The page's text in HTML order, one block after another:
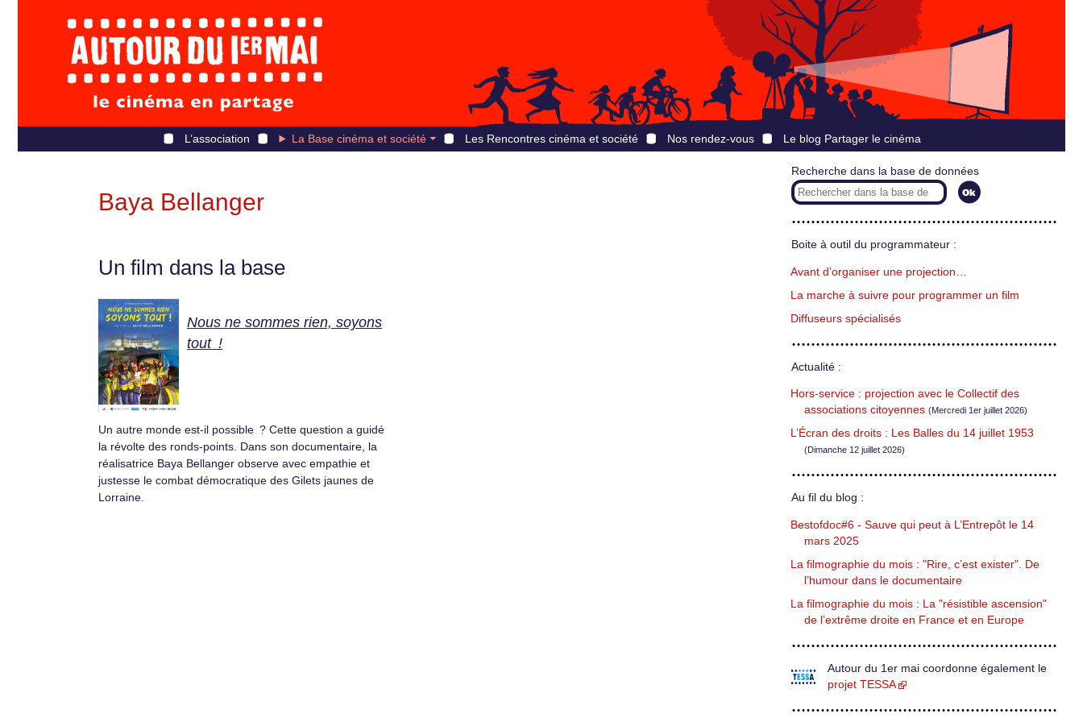
L’association La Base cinéma et société Les Rencontres cinéma et société Nos rendez-vous Le blog Partager le cinéma
Baya Bellanger
Un film dans la base
Nous ne sommes rien, soyons
tout !
Un autre monde est-il possible ? Cette question a guidé
la révolte des ronds-points. Dans son documentaire, la
réalisatrice Baya Bellanger observe avec empathie et
justesse le combat démocratique des Gilets jaunes de
Lorraine.
Recherche dans la base de données
Boite à outil du programmateur :
Avant d’organiser une projection…
La marche à suivre pour programmer un film
Diffuseurs spécialisés
Actualité :
Hors-service : projection avec le Collectif des
associations citoyennes (Mercredi 1er juillet 2026)
L’Écran des droits : Les Balles du 14 juillet 1953
(Dimanche 12 juillet 2026)
Au fil du blog :
Bestofdoc#6 - Sauve qui peut à L’Entrepôt le 14
mars 2025
La filmographie du mois : "Rire, c’est exister". De
l’humour dans le documentaire
La filmographie du mois : La "résistible ascension"
de l’extrême droite en France et en Europe
Autour du 1er mai coordonne également le
projet TESSA